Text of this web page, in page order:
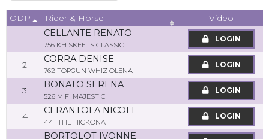
ODP Rider & Horse
Video
1
CELLANTE RENATO
756 KH SKEETS CLASSIC
LOGIN
2
CORRA DENISE
762 TOPGUN WHIZ OLENA
LOGIN
3
BONATO SERENA
526 MIFI MAJESTIC
LOGIN
4
CERANTOLA NICOLE
441 THE HICKONA
LOGIN
BORTOLOT IVONNE